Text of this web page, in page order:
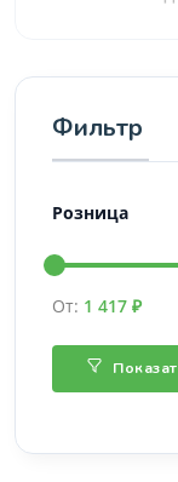
Фильтр
Розница
От: 1 417 ₽